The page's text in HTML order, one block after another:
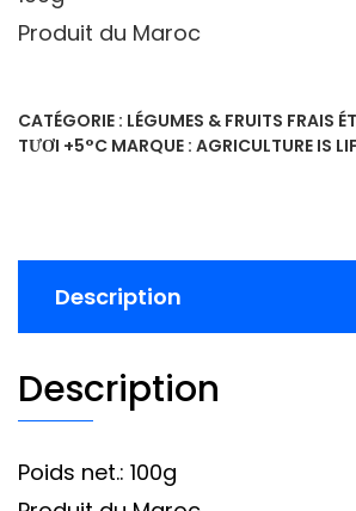
Produit du Maroc
CATÉGORIE : LÉGUMES & FRUITS FRAIS
TƯƠI +5°C MARQUE : AGRICULTURE IS
Description
Description
Poids net.: 100g